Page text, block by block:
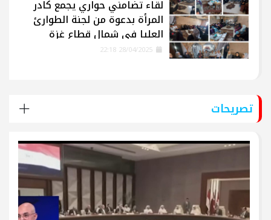
لقاء تضامني حواري يجمع كادر
المرأة بدعوة من لجنة الطوارئ
العليا في شمال قطاع غزة
تصريحات